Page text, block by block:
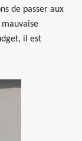
de passer aux
il est